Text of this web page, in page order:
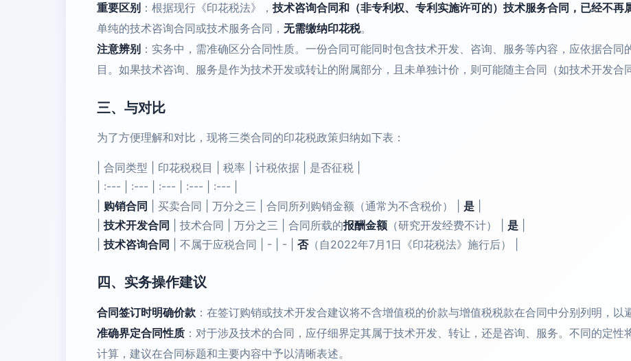
重要区别 ：根据现行《印花税法》， 技术咨询合同和（非专利权、专利实施许可的）技术服务合同，已经不再
单纯的技术咨询合同或技术服务合同， 无需缴纳印花税。
注意辨别 ：实务中，需准确区分合同性质。一份合同可能同时包含技术开发、咨询、服务等内容，应依据合
目。如果技术咨询、服务是作为技术开发或转让的附属部分，且未单独计价，则可能随主合同（如技术开发合
三、与对比
为了方便理解和对比，现将三类合同的印花税政策归纳如下表：
| 合同类型 | 印花税税目 | 税率 | 计税依据 | 是否征税 |
| :--- | :--- | :--- | :--- | :--- |
购销合同 | 买卖合同 | 万分之三 | 合同所列购销金额（通常为不含税价） | 是
技术开发合同 | 技术合同 | 万分之三 | 合同所载的报酬金额 （研究开发经费不计） | 是
技术咨询合同 | 不属于应税合同 | - | - | 否（自2022年7月1日《印花税法》施行后） |
四、实务操作建议
合同签订时明确价款 ：在签订购销或技术开发合建议将不含增值税的价款与增值税税款在合同中分别列明，以
准确界定合同性质 ：对于涉及技术的合同，应仔细界定其属于技术开发、转让，还是咨询、服务。不同的定
计算，建议在合同标题和主要内容中予以清晰表述。